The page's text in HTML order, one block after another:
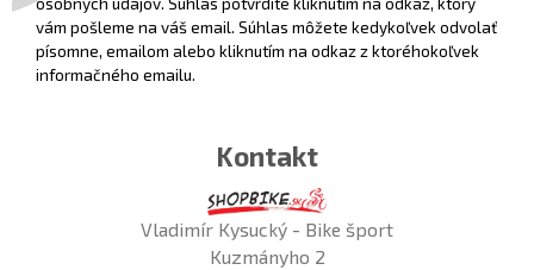
osobných údajov. Súhlas potvrdíte kliknutím na odkaz, ktorý
vám pošleme na váš email. Súhlas môžete kedykoľvek odvolať
písomne, emailom alebo kliknutím na odkaz z ktoréhokoľvek
informačného emailu.
Kontakt
Vladimír Kysucký - Bike šport
Kuzmányho 2